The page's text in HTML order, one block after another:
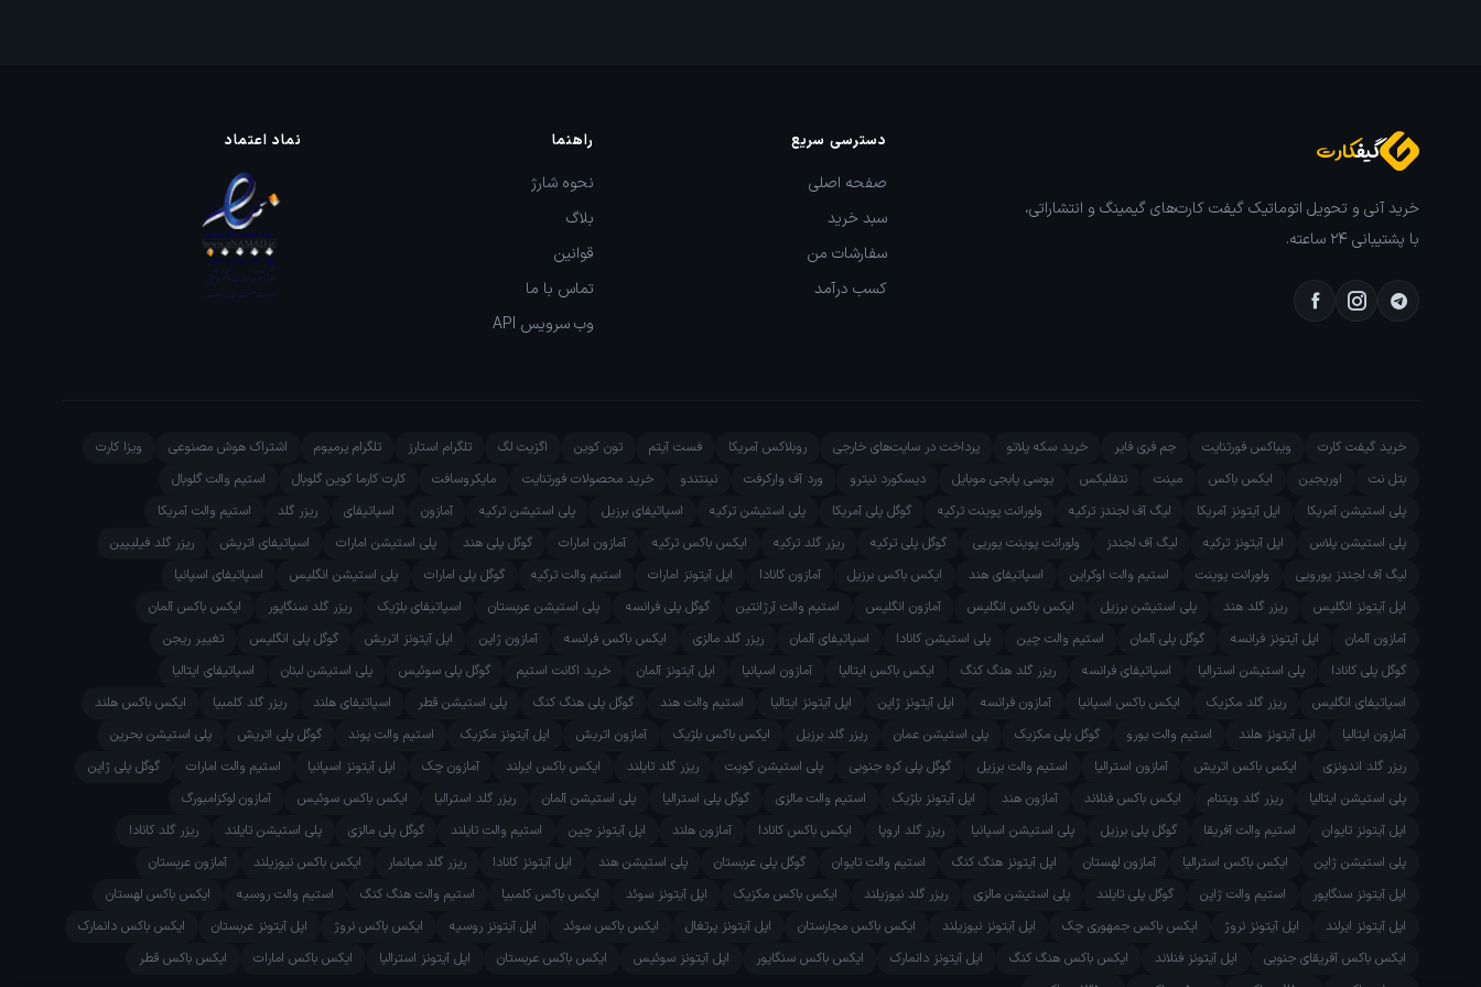
گیفکارت
خرید آنی و تحویل اتوماتیک گیفت کارت‌های گیمینگ و انتشاراتی،
با پشتیبانی ۲۴ ساعته.
دسترسی سریع
صفحه اصلی
سبد خرید
سفارشات من
کسب درآمد
راهنما
نحوه شارژ
بلاگ
قوانین
تماس با ما
وب سرویس API
نماد اعتماد
خرید گیفت کارت ویباکس فورتنایت جم فری فایر خرید سکه پلاتو پرداخت در سایت‌های خارجی روبلاکس آمریکا فست آیتم تون کوین اگزیت لگ تلگرام استارز تلگرام پرمیوم اشتراک هوش مصنوعی
ویزا کارت
بتل نت
اوریجین ایکس باکس مینت نتفلیکس یوسی پابجی موبایل دیسکورد نیترو ورد آف وارکرفت نینتندو خرید محصولات فورتنایت مایکروسافت کارت کارما کوین گلوبال
استیم والت گلوبال
پلی استیشن آمریکا
اپل آیتونز آمریکا لیگ آف لجندز ترکیه ولورانت پوینت ترکیه گوگل پلی آمریکا پلی استیشن ترکیه اسپاتیفای برزیل پلی استیشن ترکیه آمازون اسپاتیفای ریزر گلد
استیم والت آمریکا
پلی استیشن پلاس
اپل آیتونز ترکیه لیگ آف لجندز ولورانت پوینت یوریی گوگل پلی ترکیه ریزر گلد ترکیه ایکس باکس ترکیه آمازون امارات گوگل پلی هند پلی استیشن امارات اسپاتیفای اتریش
ریزر گلد فیلیپین
لیگ آف لجندز یورویی
ولورانت پوینت استیم والت اوکراین اسپاتیفای هند ایکس باکس برزیل آمازون کانادا اپل آیتونز امارات استیم والت ترکیه گوگل پلی امارات پلی استیشن انگلیس
اسپاتیفای اسپانیا
اپل آیتونز انگلیس
ریزر گلد هند پلی استیشن برزیل ایکس باکس انگلیس آمازون انگلیس استیم والت آرژانتین گوگل پلی فرانسه پلی استیشن عربستان اسپاتیفای بلژیک ریزر گلد سنگاپور
ایکس باکس آلمان
آمازون آلمان
اپل آیتونز فرانسه گوگل پلی آلمان استیم والت چین پلی استیشن کانادا اسپاتیفای آلمان ریزر گلد مالزی ایکس باکس فرانسه آمازون ژاپن اپل آیتونز اتریش گوگل پلی انگلیس
تغییر ریجن
گوگل پلی کانادا
پلی استیشن استرالیا اسپاتیفای فرانسه ریزر گلد هنگ کنگ ایکس باکس ایتالیا آمازون اسپانیا اپل آیتونز آلمان خرید اکانت استیم گوگل پلی سوئیس پلی استیشن لبنان
اسپاتیفای ایتالیا
اسپاتیفای انگلیس
ریزر گلد مکزیک ایکس باکس اسپانیا آمازون فرانسه اپل آیتونز ژاپن اپل آیتونز ایتالیا استیم والت هند گوگل پلی هنگ کنگ پلی استیشن قطر اسپاتیفای هلند ریزر گلد کلمبیا
ایکس باکس هلند
آمازون ایتالیا
اپل آیتونز هلند استیم والت یورو گوگل پلی مکزیک پلی استیشن عمان ریزر گلد برزیل ایکس باکس بلژیک آمازون اتریش اپل آیتونز مکزیک استیم والت پوند گوگل پلی اتریش
پلی استیشن بحرین
ریزر گلد اندونزی
ایکس باکس اتریش آمازون استرالیا استیم والت برزیل گوگل پلی کره جنوبی پلی استیشن کویت ریزر گلد تایلند ایکس باکس ایرلند آمازون چک اپل آیتونز اسپانیا استیم والت امارات
گوگل پلی ژاپن
پلی استیشن ایتالیا
ریزر گلد ویتنام ایکس باکس فنلاند آمازون هند اپل آیتونز بلژیک استیم والت مالزی گوگل پلی استرالیا پلی استیشن آلمان ریزر گلد استرالیا ایکس باکس سوئیس
آمازون لوکزامبورگ
اپل آیتونز تایوان
استیم والت آفریقا گوگل پلی برزیل پلی استیشن اسپانیا ریزر گلد اروپا ایکس باکس کانادا آمازون هلند اپل آیتونز چین استیم والت تایلند گوگل پلی مالزی پلی استیشن تایلند
ریزر گلد کانادا
پلی استیشن ژاپن
ایکس باکس استرالیا آمازون لهستان اپل آیتونز هنگ کنگ استیم والت تایوان گوگل پلی عربستان پلی استیشن هند اپل آیتونز کانادا ریزر گلد میانمار ایکس باکس نیوزیلند
آمازون عربستان
اپل آیتونز سنگاپور
استیم والت ژاپن گوگل پلی تایلند پلی استیشن مالزی ریزر گلد نیوزیلند ایکس باکس مکزیک اپل آیتونز سوئد ایکس باکس کلمبیا استیم والت هنگ کنگ استیم والت روسیه
ایکس باکس لهستان
اپل آیتونز ایرلند
اپل آیتونز نروژ ایکس باکس جمهوری چک اپل آیتونز نیوزیلند ایکس باکس مجارستان اپل آیتونز پرتغال ایکس باکس سوئد اپل آیتونز روسیه ایکس باکس نروژ اپل آیتونز عربستان
ایکس باکس دانمارک
ایکس باکس آفریقای جنوبی
اپل آیتونز فنلاند ایکس باکس هنگ کنگ اپل آیتونز دانمارک ایکس باکس سنگاپور اپل آیتونز سوئیس ایکس باکس عربستان اپل آیتونز استرالیا ایکس باکس امارات
ایکس باکس قطر